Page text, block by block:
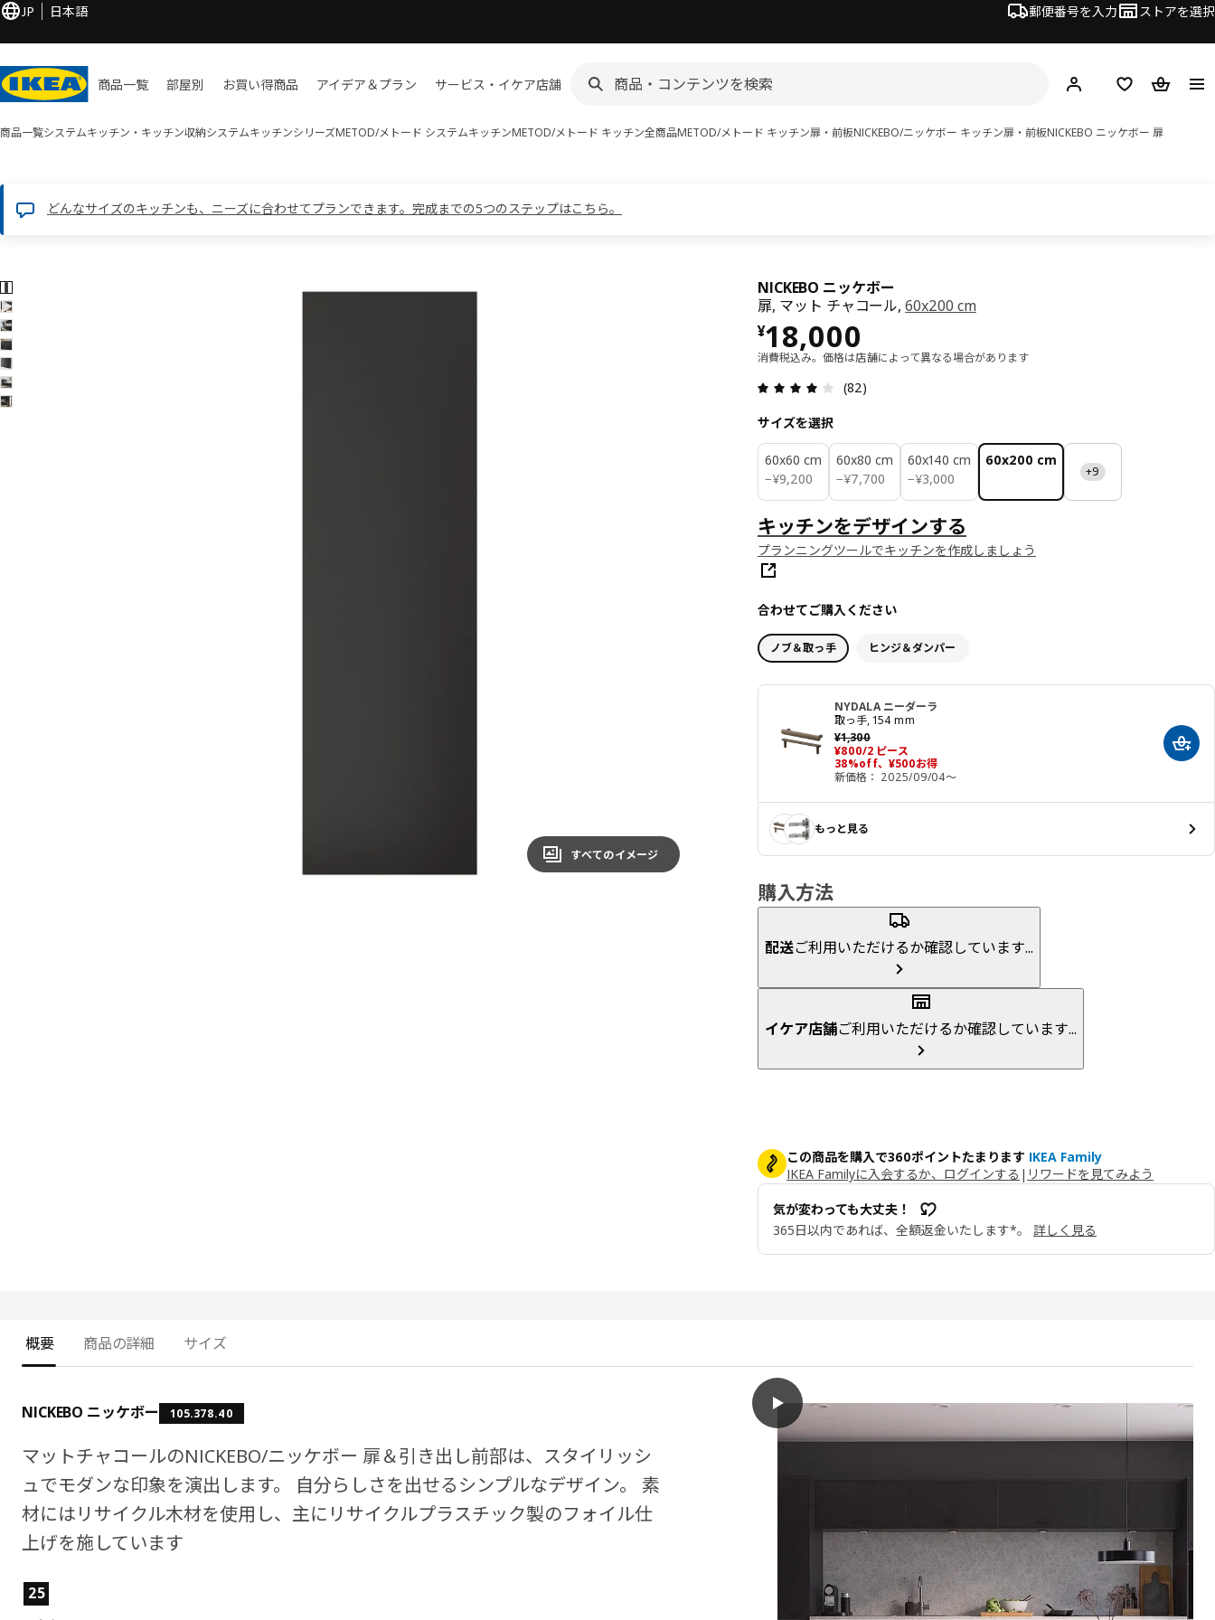
JP 日本語 郵便番号を入力 ストアを選択
商品一覧 部屋別 お買い​得商品 アイデア＆プラン サービス・イケア店舗 ログイン・新規入会
欲しいものリスト
カート
商品一覧システムキッチン・キッチン収納システムキッチンシリーズMETOD/メトード システムキッチンMETOD/メトード キッチン全商品METOD/メトード キッチン扉・前板NICKEBO/ニッケボー キッチン扉・前板NICKEBO ニッケボー 扉
どんなサイズのキッチンも、ニーズに合わせてプランできます。完成までの5つのステップはこちら。
7 NICKEBO ニッケボー画像
スキップ
すべてのイメージ
NICKEBO ニッケボー
扉, マット チャコール,60x200 cm
¥18,000
価格 ¥ 18000
消費税込み。価格は店舗によって異なる場合があります
(82)
サイズを選択
60x60 cm
−¥9,200
¥ 9200
60x80 cm
−¥7,700
¥ 7700
60x140 cm
−¥3,000
¥ 3000
60x200 cm
+9
キッチンをデザインする
プランニングツールでキッチンを作成しましょう
合わせてご購入ください
ノブ＆取っ手 ヒンジ＆ダンパー
NYDALA ニーダーラ
取っ手, 154 mm
¥1,300
以前の価格 ¥ 1300
¥800/2 ピース
価格 ¥ 800/2 ピース
38%off、¥500お得
新価格： 2025/09/04～
カー
もっと見る
購入方法
配送ご利用いただけるか確認しています...
イケア店舗ご利用いただけるか確認しています...
この商品を購入で360ポイントたまります IKEA Family
IKEA Familyに入会するか、ログインする | リワードを見てみよう
気が変わっても大丈夫！
365日以内であれば、全額返金いたします*。
詳しく見る
概要 商品の詳細 サイズ
NICKEBO ニッケボー 105.378.40
マットチャコールのNICKEBO/ニッケボー 扉＆引き出し前部は、スタイリッシ
ュでモダンな印象を演出します。 自分らしさを出せるシンプルなデザイン。 素
材にはリサイクル木材を使用し、主にリサイクルプラスチック製のフォイル仕
上げを施しています
製品の特徴
25
play
NICKEBO ニッケボー 扉, マット チャコール, 60x200 cm